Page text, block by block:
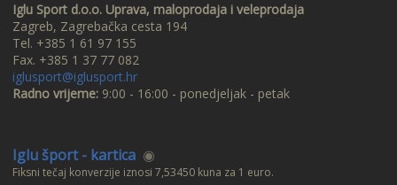
Iglu Sport d.o.o. Uprava, maloprodaja i veleprodaja
Zagreb, Zagrebačka cesta 194
Tel. +385 1 61 97 155
Fax. +385 1 37 77 082
iglusport@iglusport.hr
Radno vrijeme: 9:00 - 16:00 - ponedjeljak - petak
Iglu šport - kartica ◉
Fiksni tečaj konverzije iznosi 7,53450 kuna za 1 euro.